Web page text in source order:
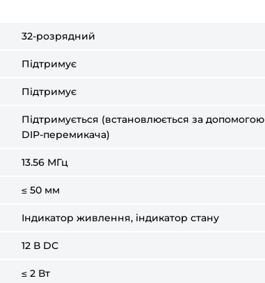
32-розрядний
Підтримує
Підтримує
Підтримується (встановлюється за допомогою
DIP-перемикача)
13.56 МГц
≤ 50 мм
Індикатор живлення, індикатор стану
12 В DC
≤ 2 Вт